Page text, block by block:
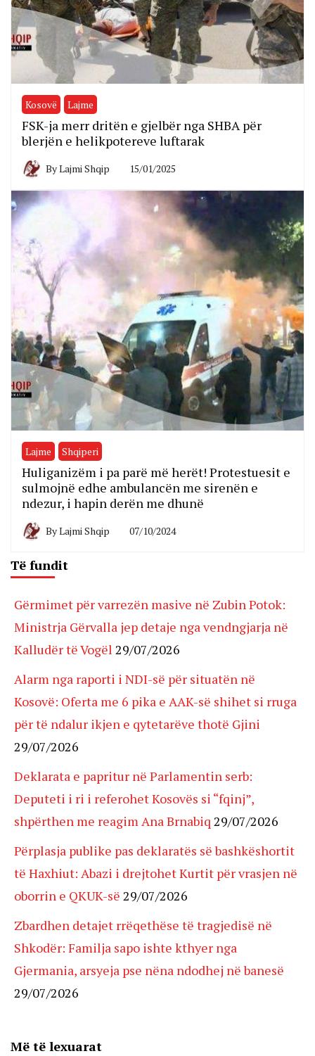
Kosovë Lajme
FSK-ja merr dritën e gjelbër nga SHBA për
blerjën e helikpotereve luftarak
ByLajmi Shqip 15/01/2025
Lajme Shqiperi
Huliganizëm i pa parë më herët! Protestuesit e
sulmojnë edhe ambulancën me sirenën e
ndezur, i hapin derën me dhunë
ByLajmi Shqip 07/10/2024
Të fundit
Gërmimet për varrezën masive në Zubin Potok:
Ministrja Gërvalla jep detaje nga vendngjarja në
Kalludër të Vogël 29/07/2026
Alarm nga raporti i NDI-së për situatën në
Kosovë: Oferta me 6 pika e AAK-së shihet si rruga
për të ndalur ikjen e qytetarëve thotë Gjini
29/07/2026
Deklarata e papritur në Parlamentin serb:
Deputeti i ri i referohet Kosovës si “fqinj”,
shpërthen me reagim Ana Brnabiq 29/07/2026
Përplasja publike pas deklaratës së bashkëshortit
të Haxhiut: Abazi i drejtohet Kurtit për vrasjen në
oborrin e QKUK-së 29/07/2026
Zbardhen detajet rrëqethëse të tragjedisë në
Shkodër: Familja sapo ishte kthyer nga
Gjermania, arsyeja pse nëna ndodhej në banesë
29/07/2026
Më të lexuarat